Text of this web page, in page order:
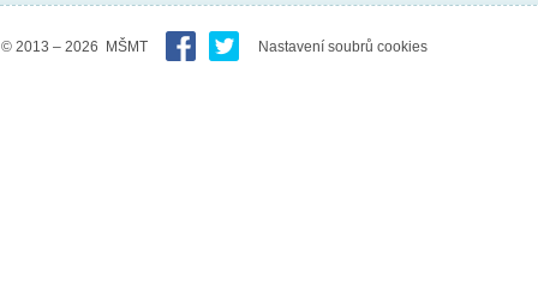
© 2013 – 2026 MŠMT Nastavení soubrů cookies